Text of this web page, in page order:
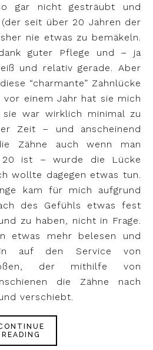
gar nicht gesträubt und
seit über 20 Jahren der
nie etwas zu bemäkeln.
guter Pflege und – ja
und relativ gerade. Aber
“charmante” Zahnlücke
einem Jahr hat sie mich
war wirklich minimal zu
Zeit – und anscheinend
Zähne auch wenn man
20 ist – wurde die Lücke
wollte dagegen etwas tun.
kam für mich aufgrund
des Gefühls etwas fest
zu haben, nicht in Frage.
etwas mehr belesen und
auf den Service von
der mithilfe von
die Zähne nach
verschiebt.
READING